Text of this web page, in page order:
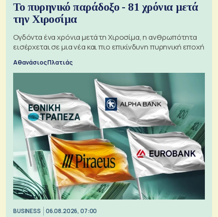
Το πυρηνικό παράδοξο - 81 χρόνια μετά
την Χιροσίμα
Ογδόντα ένα χρόνια μετά τη Χιροσίμα, η ανθρωπότητα
εισέρχεται σε μια νέα και πιο επικίνδυνη πυρηνική εποχή
Αθανάσιος Πλατιάς
BUSINESS 06.08.2026, 07:00